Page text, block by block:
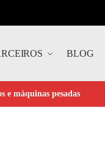
BLOG
e máquinas pesadas